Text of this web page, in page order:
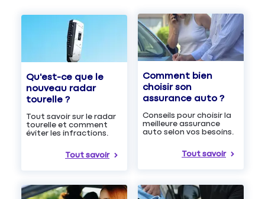
Qu'est-ce que le
nouveau radar
tourelle ?
Tout savoir sur le radar
tourelle et comment
éviter les infractions.
Tout savoir
Comment bien
choisir son
assurance auto ?
Conseils pour choisir la
meilleure assurance
auto selon vos besoins.
Tout savoir